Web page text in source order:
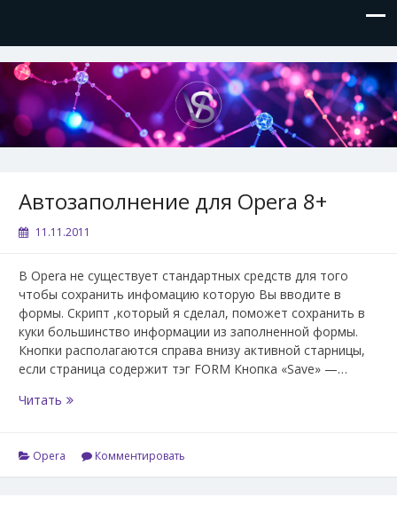
VVSite
Кое-что обо мне и о технологиях, которые я использую.
Автозаполнение для Opera 8+
11.11.2011
В Opera не существует стандартных средств для того
чтобы сохранить инфомацию которую Вы вводите в
формы. Cкрипт ,который я сделал, поможет сохранить в
куки большинство информации из заполненной формы.
Кнопки располагаются справа внизу активной старницы,
если страница содержит тэг FORM Кнопка «Save» —…
Читать Автозаполнение
8+
Opera Комментировать